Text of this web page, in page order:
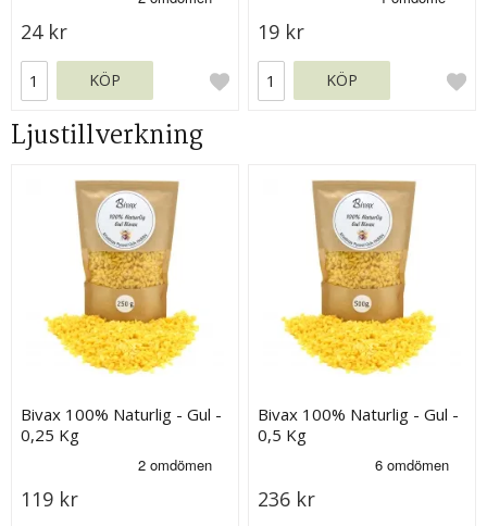
24 kr
KÖP
19 kr
KÖP
Ljustillverkning
Bivax 100% Naturlig - Gul -
0,25 Kg
119 kr
Bivax 100% Naturlig - Gul -
0,5 Kg
236 kr